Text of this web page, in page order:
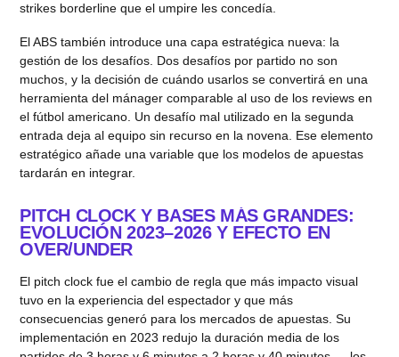
strikes borderline que el umpire les concedía.
El ABS también introduce una capa estratégica nueva: la
gestión de los desafíos. Dos desafíos por partido no son
muchos, y la decisión de cuándo usarlos se convertirá en una
herramienta del mánager comparable al uso de los reviews en
el fútbol americano. Un desafío mal utilizado en la segunda
entrada deja al equipo sin recurso en la novena. Ese elemento
estratégico añade una variable que los modelos de apuestas
tardarán en integrar.
PITCH CLOCK Y BASES MÁS GRANDES:
EVOLUCIÓN 2023–2026 Y EFECTO EN
OVER/UNDER
El pitch clock fue el cambio de regla que más impacto visual
tuvo en la experiencia del espectador y que más
consecuencias generó para los mercados de apuestas. Su
implementación en 2023 redujo la duración media de los